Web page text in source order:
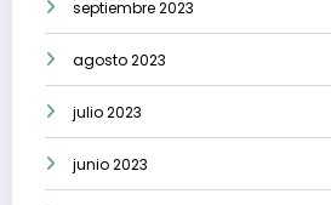
septiembre 2023
agosto 2023
julio 2023
junio 2023